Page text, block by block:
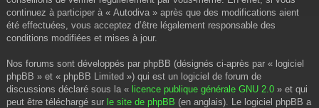
continuez à participer à « Autodiva » après que des modifications aient
été effectuées, vous acceptez d’être légalement responsable des
conditions modifiées et mises à jour.
Nos forums sont développés par phpBB (désignés ci-après par « logiciel
phpBB » et « phpBB Limited ») qui est un logiciel de forum de
discussions déclaré sous la « licence publique générale GNU 2.0 » et qui
peut être téléchargé sur le site de phpBB (en anglais). Le logiciel phpBB a